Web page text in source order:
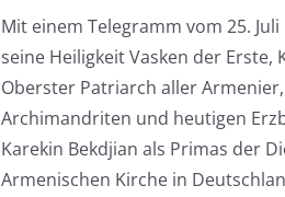
Mit einem Telegramm vom 25.
seine Heiligkeit Vasken der Erste,
Oberster Patriarch aller
Archimandriten und heutigen
Karekin Bekdjian als Primas der
Armenischen Kirche in